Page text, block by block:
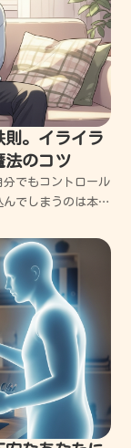
則。イライラ
法のコツ
でもコントロール
でしまうのは本当
やかに過ごすため
事を読...